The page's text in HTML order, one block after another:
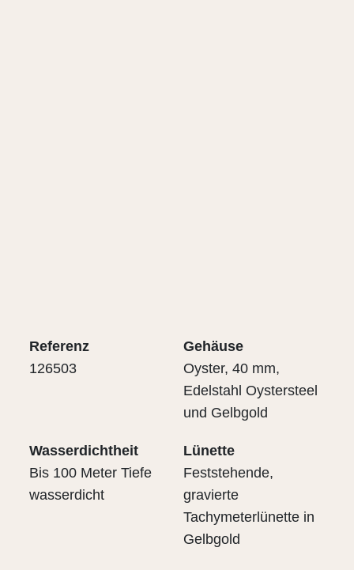
Referenz
126503
Gehäuse
Oyster, 40 mm,
Edelstahl Oystersteel
und Gelbgold
Wasserdichtheit
Bis 100 Meter Tiefe
wasserdicht
Lünette
Feststehende,
gravierte
Tachymeterlünette in
Gelbgold